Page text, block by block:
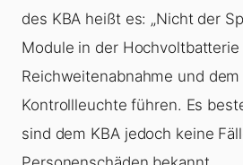
des KBA heißt es: „Nicht der
Module in der
Reichweitenabnahme und
Kontrollleuchte führen. Es
sind dem KBA jedoch keine